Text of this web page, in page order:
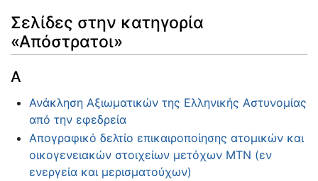
Μετάβαση σε: αναζήτηση
Σελίδες στην κατηγορία
«Απόστρατοι»
Α
Ανάκληση Αξιωματικών της Ελληνικής Αστυνομίας
από την εφεδρεία
Απογραφικό δελτίο επικαιροποίησης ατομικών και
οικογενειακών στοιχείων μετόχων ΜΤΝ (εν
ενεργεία και μερισματούχων)